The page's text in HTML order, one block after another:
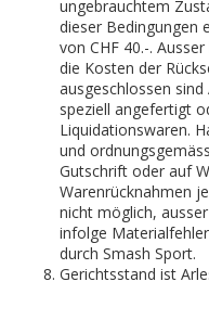
ungebrauchtem
dieser Bedingungen
von CHF 40.-.
die Kosten der
ausgeschlossen
speziell angefertigt
Liquidationswaren.
und
Gutschrift oder auf
Warenrücknahmen
nicht möglich,
infolge
durch Smash Sport.
Gerichtsstand ist